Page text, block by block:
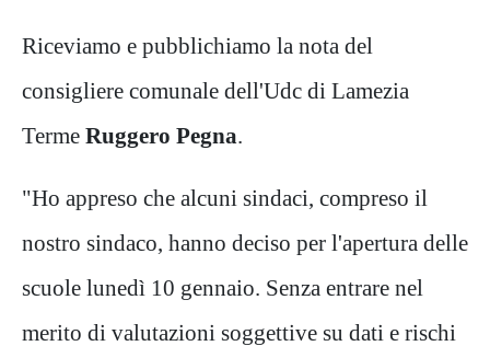
Riceviamo e pubblichiamo la nota del
consigliere comunale dell'Udc di Lamezia
Terme Ruggero Pegna.
"Ho appreso che alcuni sindaci, compreso il
nostro sindaco, hanno deciso per l'apertura delle
scuole lunedì 10 gennaio. Senza entrare nel
merito di valutazioni soggettive su dati e rischi